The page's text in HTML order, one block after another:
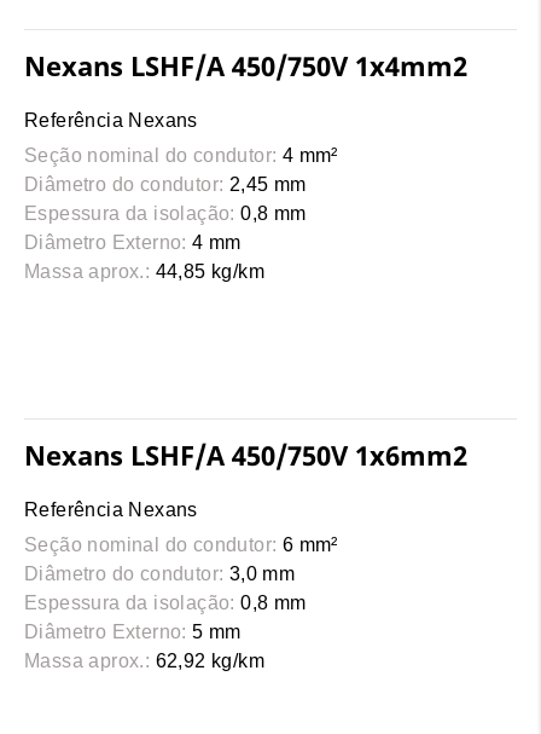
Nexans LSHF/A 450/750V 1x4mm2
Referência Nexans
Seção nominal do condutor: 4 mm²
Diâmetro do condutor: 2,45 mm
Espessura da isolação: 0,8 mm
Diâmetro Externo: 4 mm
Massa aprox.: 44,85 kg/km
Nexans LSHF/A 450/750V 1x6mm2
Referência Nexans
Seção nominal do condutor: 6 mm²
Diâmetro do condutor: 3,0 mm
Espessura da isolação: 0,8 mm
Diâmetro Externo: 5 mm
Massa aprox.: 62,92 kg/km